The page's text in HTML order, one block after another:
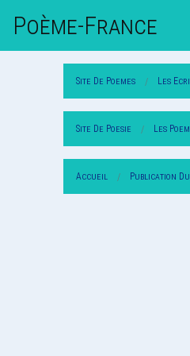
Poème-FrAnce
Site De Poemes Les
Site De Poesie Les
Accueil Publication